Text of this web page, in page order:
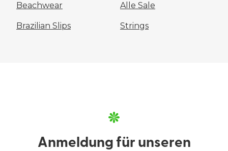
Beachwear Alle Sale
Brazilian Slips Strings
Anmeldung für unseren